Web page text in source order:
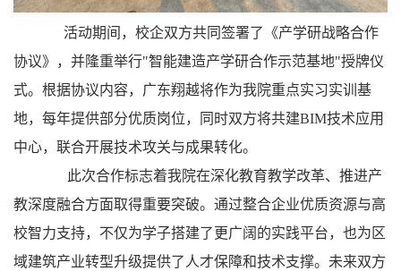
活动期间，校企双方共同签署了《产学研战略合作
协议》，并隆重举行"智能建造产学研合作示范基地"授牌仪
式。根据协议内容，广东翔越将作为我院重点实习实训基
地，每年提供部分优质岗位，同时双方将共建BIM技术应用
中心，联合开展技术攻关与成果转化。
此次合作标志着我院在深化教育教学改革、推进产
教深度融合方面取得重要突破。通过整合企业优质资源与高
校智力支持，不仅为学子搭建了更广阔的实践平台，也为区
域建筑产业转型升级提供了人才保障和技术支撑。未来双方